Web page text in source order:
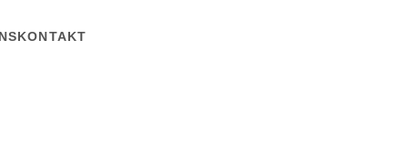
KONTAKT